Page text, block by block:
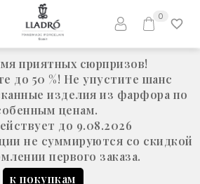
приятных сюрпризов!
до 50 %! Не упустите шанс
изделия из фарфора по
ценам.
до 9.08.2026
не суммируются со скидкой
первого заказа.
к покупкам
0